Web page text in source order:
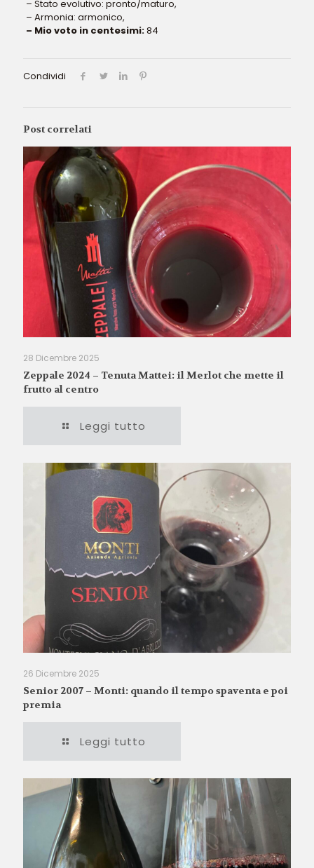
– Stato evolutivo: pronto/maturo,
– Armonia: armonico,
– Mio voto in centesimi:84
Condividi
Post correlati
28 Dicembre 2025
Zeppale 2024 – Tenuta Mattei: il Merlot che mette il
frutto al centro
Leggi tutto
26 Dicembre 2025
Senior 2007 – Monti: quando il tempo spaventa e poi
premia
Leggi tutto